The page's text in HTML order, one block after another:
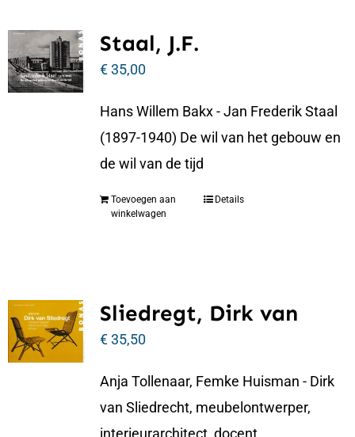
Staal, J.F.
€35,00
Hans Willem Bakx - Jan Frederik Staal
(1897-1940) De wil van het gebouw en
de wil van de tijd
Toevoegen aan
winkelwagen
Details
Sliedregt, Dirk van
€35,50
Anja Tollenaar, Femke Huisman - Dirk
van Sliedrecht, meubelontwerper,
interieurarchitect, docent